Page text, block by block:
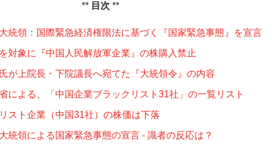
目次
統領：国際緊急経済権限法に基づく『国家緊急事態』を宣言
対象に『中国人民解放軍企業』の株購入禁止
が上院長・下院議長へ宛てた『大統領令』の内容
による、「中国企業ブラックリスト31社」の一覧リスト
スト企業（中国31社）の株価は下落
統領による国家緊急事態の宣言 - 識者の反応は？